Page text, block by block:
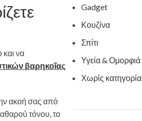
και να
βαρηκοΐας
ακοή σας από
τόνου, το
Gadget
Κουζίνα
Σπίτι
Υγεία & Ομορφιά
Χωρίς κατηγορία